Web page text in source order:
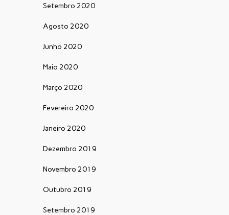
Setembro 2020
Agosto 2020
Junho 2020
Maio 2020
Março 2020
Fevereiro 2020
Janeiro 2020
Dezembro 2019
Novembro 2019
Outubro 2019
Setembro 2019